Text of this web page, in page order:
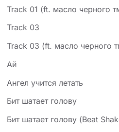
Track 01 (ft. масло черного
Track 03
Track 03 (ft. масло черного
Ай
Ангел учится летать
Бит шатает голову
Бит шатает голову (Beat